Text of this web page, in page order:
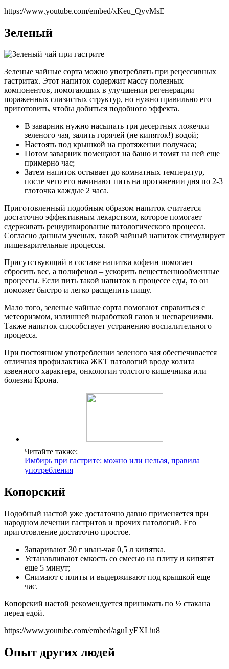
https://www.youtube.com/embed/xKeu_QyvMsE
Зеленый
Зеленые чайные сорта можно употреблять при рецессивных
гастритах. Этот напиток содержит массу полезных
компонентов, помогающих в улучшении регенерации
пораженных слизистых структур, но нужно правильно его
приготовить, чтобы добиться подобного эффекта.
В заварник нужно насыпать три десертных ложечки
зеленого чая, залить горячей (не кипяток!) водой;
Настоять под крышкой на протяжении получаса;
Потом заварник помещают на баню и томят на ней еще
примерно час;
Затем напиток остывает до комнатных температур,
после чего его начинают пить на протяжении дня по 2-3
глоточка каждые 2 часа.
Приготовленный подобным образом напиток считается
достаточно эффективным лекарством, которое помогает
сдерживать рецидивирование патологического процесса.
Согласно данным ученых, такой чайный напиток стимулирует
пищеварительные процессы.
Присутствующий в составе напитка кофеин помогает
сбросить вес, а полифенол – ускорить вещественнообменные
процессы. Если пить такой напиток в процессе еды, то он
поможет быстро и легко расщепить пищу.
Мало того, зеленые чайные сорта помогают справиться с
метеоризмом, излишней выработкой газов и несварениями.
Также напиток способствует устранению воспалительного
процесса.
При постоянном употреблении зеленого чая обеспечивается
отличная профилактика ЖКТ патологий вроде колита
язвенного характера, онкологии толстого кишечника или
болезни Крона.
Читайте также:
Имбирь при гастрите: можно или нельзя, правила
употребления
Копорский
Подобный настой уже достаточно давно применяется при
народном лечении гастритов и прочих патологий. Его
приготовление достаточно простое.
Запаривают 30 г иван-чая 0,5 л кипятка.
Устанавливают емкость со смесью на плиту и кипятят
еще 5 минут;
Снимают с плиты и выдерживают под крышкой еще
час.
Копорский настой рекомендуется принимать по ½ стакана
перед едой.
https://www.youtube.com/embed/aguLyEXLiu8
Опыт других людей